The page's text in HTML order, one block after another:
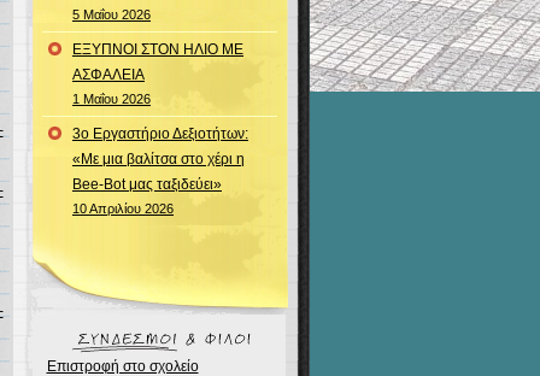
5 Μαΐου 2026
ΕΞΥΠΝΟΙ ΣΤΟΝ ΗΛΙΟ ΜΕ
ΑΣΦΑΛΕΙΑ
1 Μαΐου 2026
3ο Εργαστήριο Δεξιοτήτων:
«Με μια βαλίτσα στο χέρι η
Bee-Bot μας ταξιδεύει»
10 Απριλίου 2026
Επιστροφή στο σχολείο